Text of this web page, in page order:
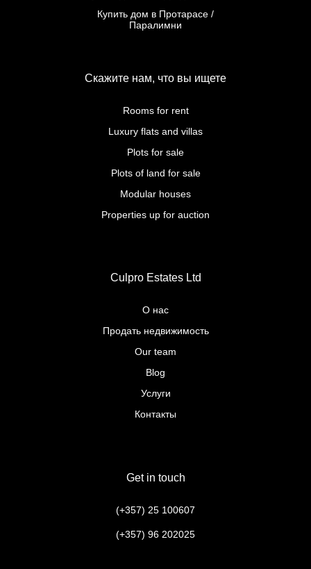
Скажите нам, что вы ищете
Culpro Estates Ltd
Get in touch
Купить дом в Протарасе /
Паралимни
Rooms for rent
Luxury flats and villas
Plots for sale
Plots of land for sale
Modular houses
Properties up for auction
О нас
Продать недвижимость
Our team
Blog
Услуги
Контакты
(+357) 25 100607
(+357) 96 202025